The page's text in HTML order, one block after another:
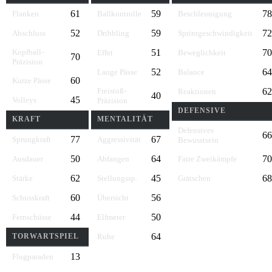
Flanken 61
Abschluss 52
Kopfball-
Präzision
70
Kurze Pässe 60
Volleys 45
KRAFT
Sprungkraft 77
Ausdauer 50
Stärke 62
Schusskraft 60
Fernschüsse 44
TORWARTSPIEL
Flugparaden 13
Ballkontrolle 59
Dribbling 59
Effet 51
Lange Pässe 52
Freistoß-
Präzision
40
MENTALITÄT
Aggressivität 67
Abfangen 64
Stellungssp. 45
Übersicht 56
Elfmeter 50
Ruhe 64
Beschleunigung 78
Sprintgeschwindigkeit 72
Beweglichkeit 70
Balance 64
Reaktionen 62
DEFENSIVE
Defensives
Bewusstsein
66
Faire Zweikämpfe 70
Grätschen 68